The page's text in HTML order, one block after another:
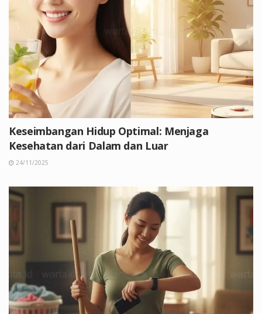
Keseimbangan Hidup Optimal: Menjaga
Kesehatan dari Dalam dan Luar
24/11/2025